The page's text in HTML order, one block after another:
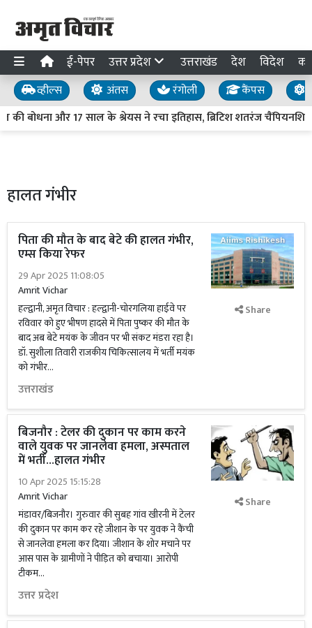
ई-पेपर उत्तर प्रदेश उत्तराखंड देश विदेश
व्हील्स अंतस रंगोली कैंपस
बोधना और 17 साल के श्रेयस ने रचा इतिहास, ब्रिटिश शतरंज चैंपियनशिप
हालत गंभीर
पिता की मौत के बाद बेटे की हालत गंभीर,
एम्स किया रेफर
29 Apr 2025 11:08:05
Amrit Vichar
हल्द्वानी, अमृत विचार : हल्द्वानी-चोरगलिया हाईवे पर
रविवार को हुए भीषण हादसे में पिता पुष्कर की मौत के
बाद अब बेटे मयंक के जीवन पर भी संकट मंडरा रहा है।
डॉ. सुशीला तिवारी राजकीय चिकित्सालय में भर्ती मयंक
को गंभीर...
उत्तराखंड
Share
बिजनौर : टेलर की दुकान पर काम करने
वाले युवक पर जानलेवा हमला, अस्पताल
में भर्ती...हालत गंभीर
10 Apr 2025 15:15:28
Amrit Vichar
मंडावर/बिजनौर। गुरुवार की सुबह गांव खीरनी में टेलर
की दुकान पर काम कर रहे जीशान के पर युवक ने कैंची
से जानलेवा हमला कर दिया। जीशान के शोर मचाने पर
आस पास के ग्रामीणों ने पीड़ित को बचाया। आरोपी
टीकम...
उत्तर प्रदेश
Share